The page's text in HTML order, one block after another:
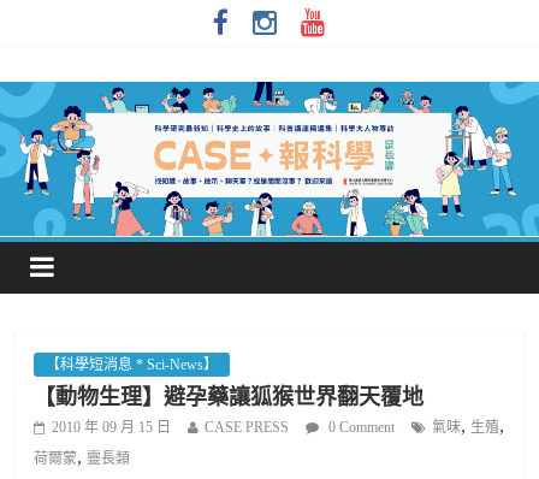
【科學短消息 * Sci-News】
【動物生理】避孕藥讓狐猴世界翻天覆地
2010 年 09 月 15 日 CASE PRESS 0 Comment 氣味, 生殖,
荷爾蒙, 靈長類